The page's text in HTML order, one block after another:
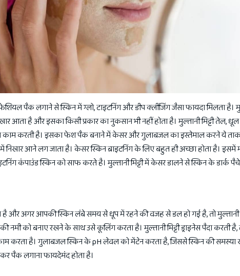
पैक लगाने से स्किन में ग्लो, टाइटनिंग और डीप क्लींजिंग जैसा फायदा मिलता है।
आता है और इसका किसी प्रकार का नुकसान भी नहीं होता है। मुल्तानी मिट्टी तेल,
काम करती है। इसका फेश पैक बनाने में केसर और गुलाबजल का इस्तेमाल करने ये
निखार आने लग जाता है। केसर स्किन ब्राइटनिंग के लिए बहुत ही अच्छा होता है। इसमें
कंपाउंड स्किन को साफ करते है। मुल्तानी मिट्टी में केसर डालने से स्किन के डार्क
और अगर आपकी स्किन लंबे समय से धूप में रहने की वजह से डल हो गई है, तो मुल्तानी
नमी को बनाए रखने के साथ उसे कूलिंग करता है। मुल्तानी मिट्टी ड्राइनेस पैदा करती
करता है। गुलाबजल स्किन के pH लेवल को मेंटेन करता है, जिससे स्किन की समस्या
पैक लगाना फायदेमंद होता है।